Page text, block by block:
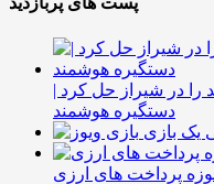
در شیراز حل کرد |
دستگیره هوشمند
یک بازی
پرداخت های ارزی